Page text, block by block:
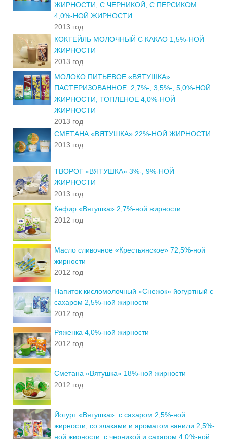
ЖИРНОСТИ, С ЧЕРНИКОЙ, С ПЕРСИКОМ
4,0%-НОЙ ЖИРНОСТИ
2013 год
КОКТЕЙЛЬ МОЛОЧНЫЙ С КАКАО 1,5%-НОЙ
ЖИРНОСТИ
2013 год
МОЛОКО ПИТЬЕВОЕ «ВЯТУШКА»
ПАСТЕРИЗОВАННОЕ: 2,7%-, 3,5%-, 5,0%-НОЙ
ЖИРНОСТИ, ТОПЛЕНОЕ 4,0%-НОЙ
ЖИРНОСТИ
2013 год
СМЕТАНА «ВЯТУШКА» 22%-НОЙ ЖИРНОСТИ
2013 год
ТВОРОГ «ВЯТУШКА» 3%-, 9%-НОЙ
ЖИРНОСТИ
2013 год
Кефир «Вятушка» 2,7%-ной жирности
2012 год
Масло сливочное «Крестьянское» 72,5%-ной
жирности
2012 год
Напиток кисломолочный «Снежок» йогуртный с
сахаром 2,5%-ной жирности
2012 год
Ряженка 4,0%-ной жирности
2012 год
Сметана «Вятушка» 18%-ной жирности
2012 год
Йогурт «Вятушка»: с сахаром 2,5%-ной
жирности, cо злаками и ароматом ванили 2,5%-
ной жирности, с черникой и сахаром 4,0%-ной